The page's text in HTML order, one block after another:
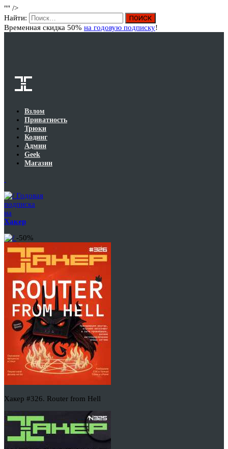
"" />
Найти:
Временная скидка 50% на годовую подписку!
Взлом
Приватность
Трюки
Кодинг
Админ
Geek
Магазин
Годовая
подписка
на
Хакер
-50%
Хакер #326. Router from Hell